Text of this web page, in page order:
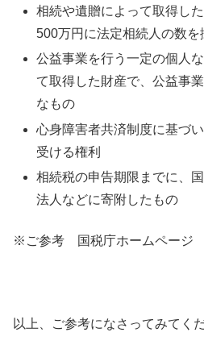
相続や遺贈によって取得し
500万円に法定相続人の数
公益事業を行う一定の個人
て取得した財産で、公益事
なもの
心身障害者共済制度に基づ
受ける権利
相続税の申告期限までに、
法人などに寄附したもの
※ご参考 国税庁ホームページ
以上、ご参考になさってみてくだ